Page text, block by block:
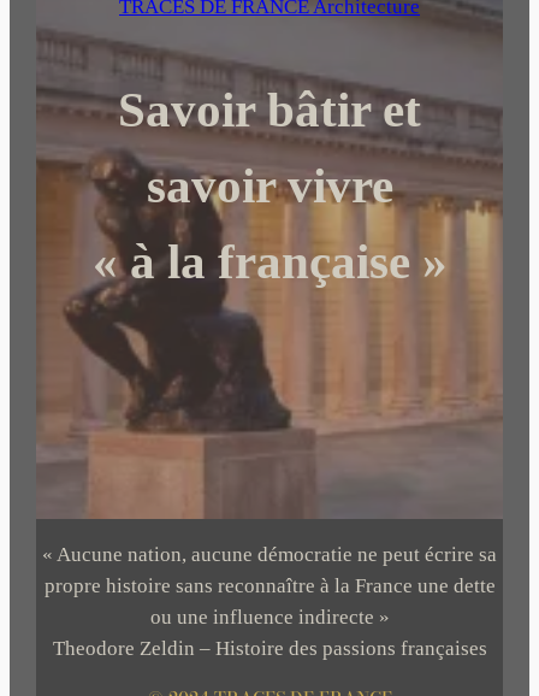
r
c
h
r
TRACES DE FRANCE Architecture
Savoir bâtir et
savoir vivre
« à la française »
« Aucune nation, aucune démocratie ne peut écrire sa
propre histoire sans reconnaître à la France une dette
ou une influence indirecte »
Theodore Zeldin – Histoire des passions françaises